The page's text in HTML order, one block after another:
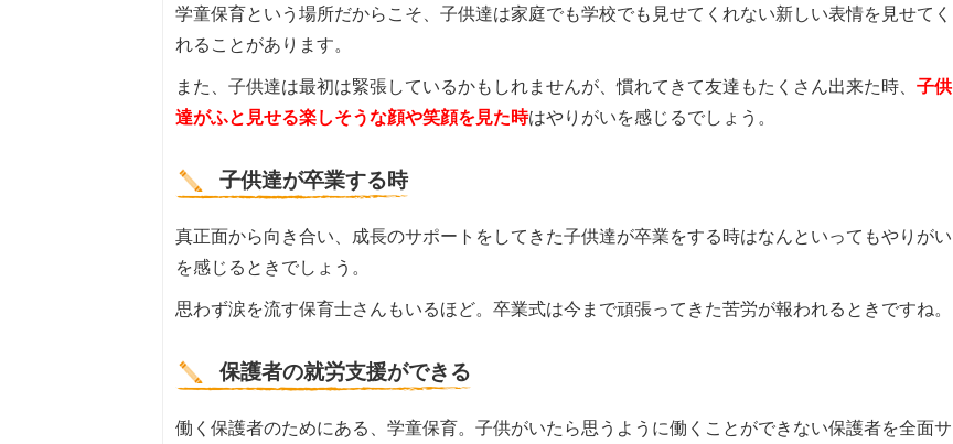
学童保育という場所だからこそ、子供達は家庭でも学校でも見せてくれない新しい表情を見せてく
れることがあります。
また、子供達は最初は緊張しているかもしれませんが、慣れてきて友達もたくさん出来た時、 子供
達がふと見せる楽しそうな顔や笑顔を見た時はやりがいを感じるでしょう。
子供達が卒業する時
真正面から向き合い、成長のサポートをしてきた子供達が卒業をする時はなんといってもやりがい
を感じるときでしょう。
思わず涙を流す保育士さんもいるほど。卒業式は今まで頑張ってきた苦労が報われるときですね。
保護者の就労支援ができる
働く保護者のためにある、学童保育。子供がいたら思うように働くことができない保護者を全面サ